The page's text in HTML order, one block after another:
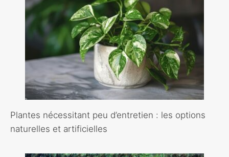
Plantes nécessitant peu d’entretien : les options
naturelles et artificielles